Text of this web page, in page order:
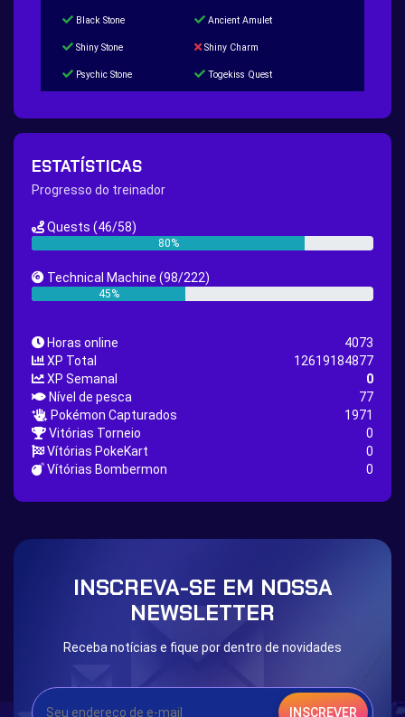
Black Stone Ancient Amulet
Shiny Stone Shiny Charm
Psychic Stone Togekiss Quest
200 Great Ball Quest
Hippie Outfit Quest
New Continent Quest pt.1 New Continent Quest pt.2
First Shiny Quest
Nature Backpack Quest
Lucario Quest
Snowboard Outfit Quest
Boost Stone
Primeiros 251 Pokemons na Pokedex
Eternal Dark Quest Door 999
ESTATÍSTICAS
Progresso do treinador
Quests (46/58)
80%
Technical Machine (98/222)
45%
Horas online
4073
XP Total
12619184877
XP Semanal
0
Nível de pesca
77
Pokémon Capturados
1971
Vitórias Torneio
0
Vítórias PokeKart
0
Vítórias Bombermon
0
INSCREVA-SE EM NOSSA
NEWSLETTER
Receba notícias e fique por dentro de novidades
INSCREVER